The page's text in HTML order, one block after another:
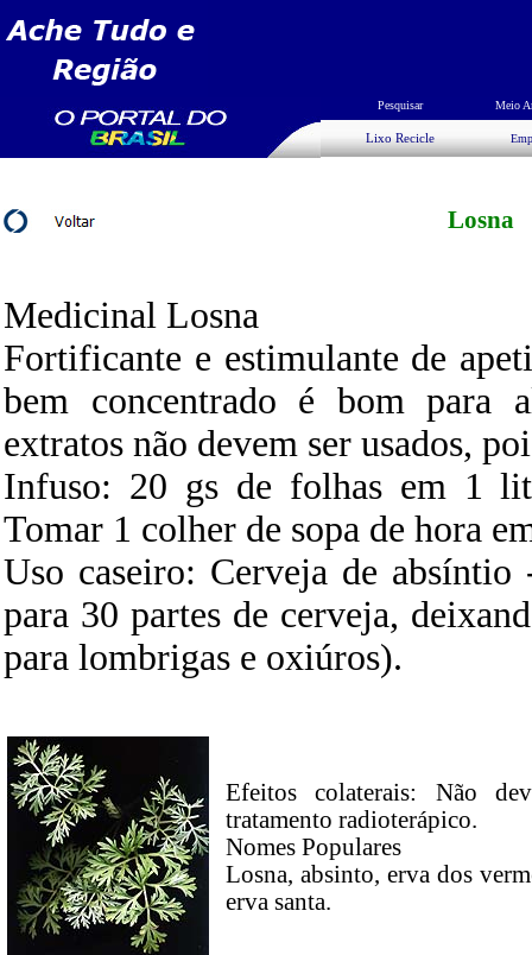
Pesquisar Meio
Lixo Recicle
Losna
Medicinal Losna
Fortificante e estimulante de
bem concentrado é bom para
extratos não devem ser usados,
Infuso: 20 gs de folhas em 1
Tomar 1 colher de sopa de hora
Uso caseiro: Cerveja de
para 30 partes de cerveja,
para lombrigas e oxiúros).
Efeitos colaterais: Não
tratamento radioterápico.
Nomes Populares
Losna, absinto, erva dos
erva santa.